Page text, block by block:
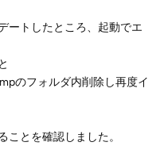
ートしたところ、起動でエ
のフォルダ内削除し再度イ
ことを確認しました。